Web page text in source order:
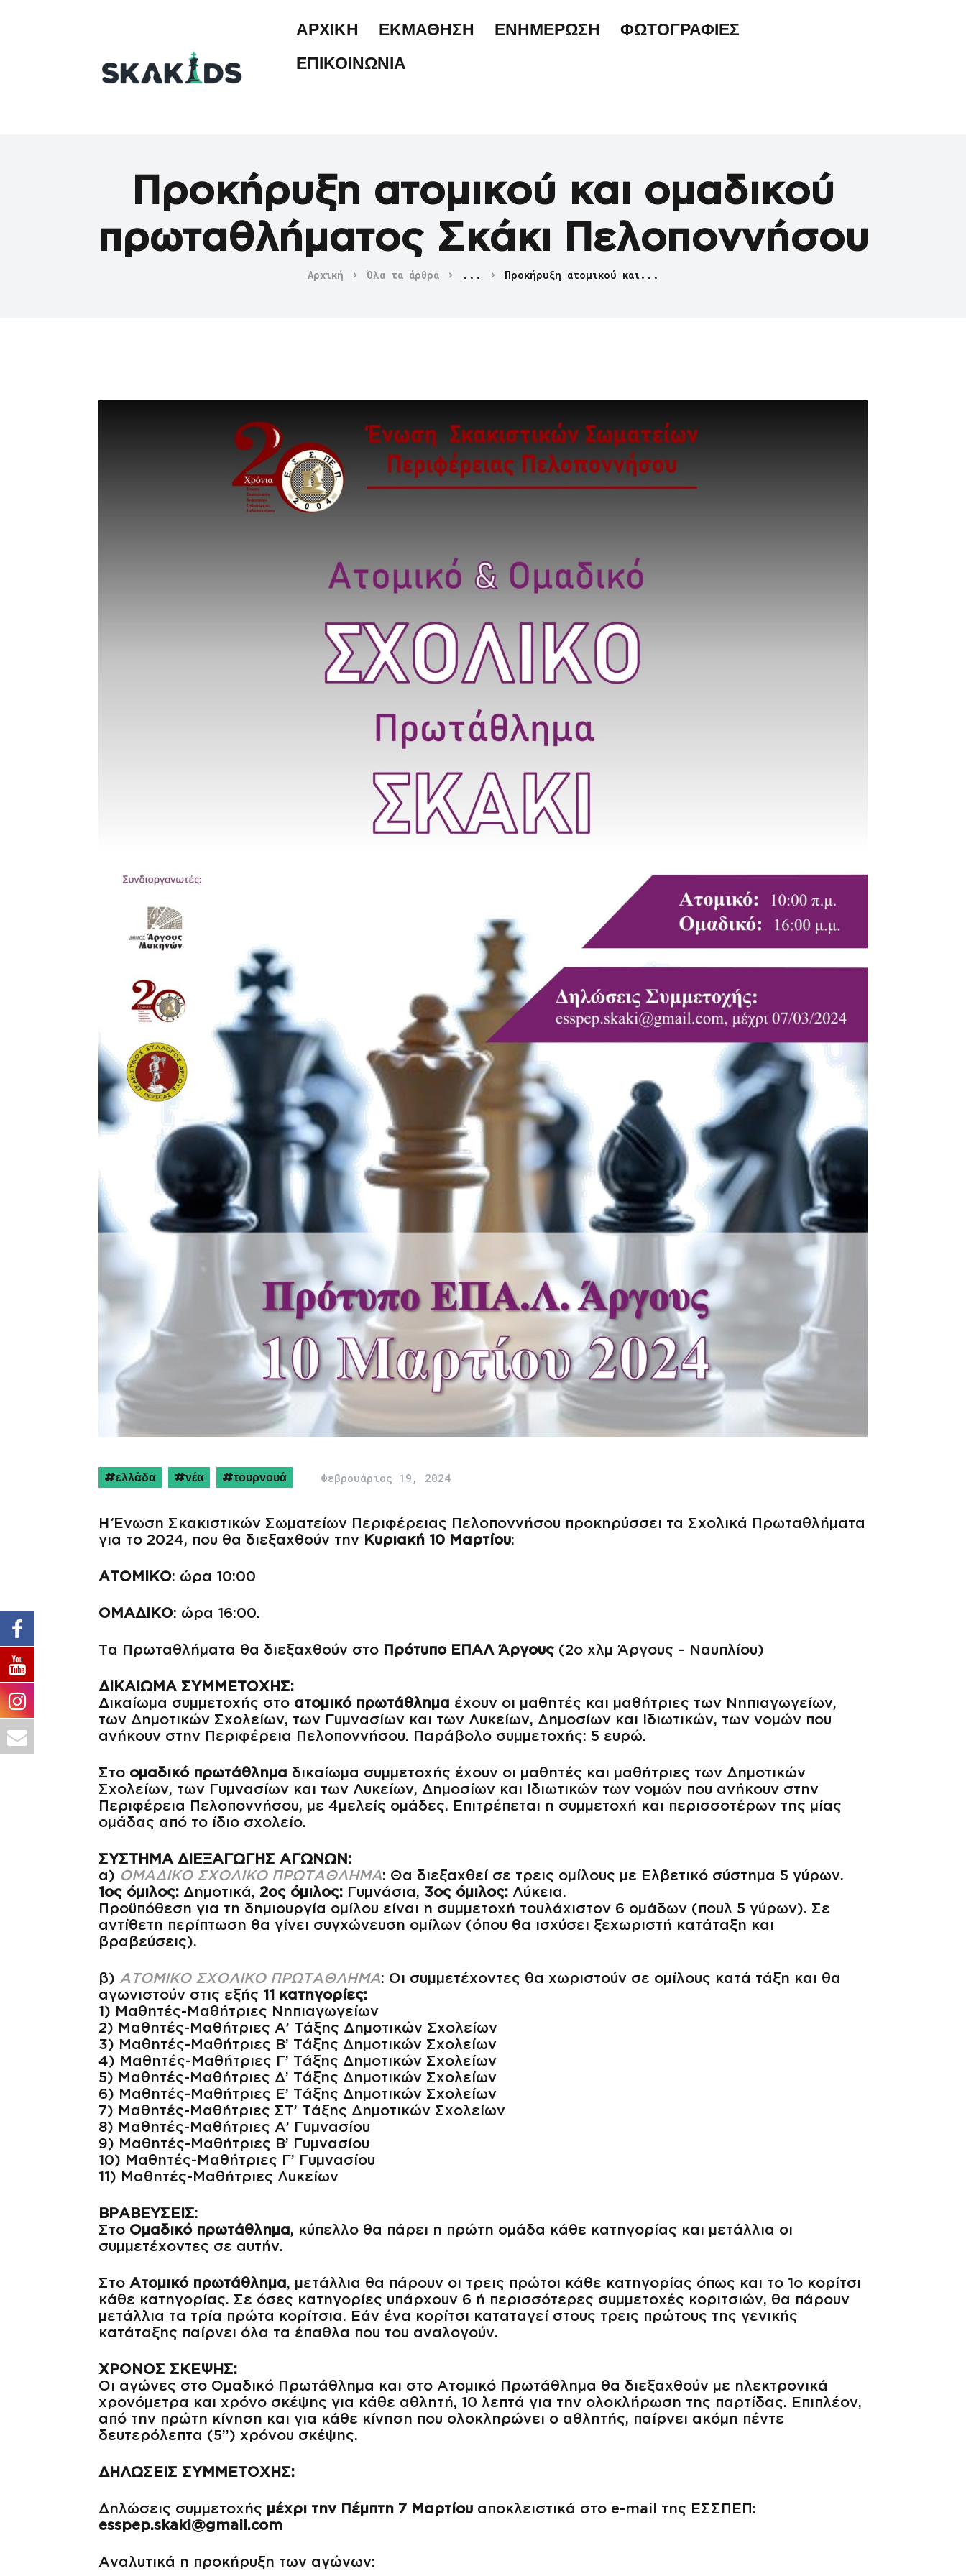
ΑΡΧΙΚΗ ΕΚΜΑΘΗΣΗ ΕΝΗΜΕΡΩΣΗ
ΦΩΤΟΓΡΑΦΙΕΣ
ΕΠΙΚΟΙΝΩΝΙΑ
Προκήρυξη ατομικού και ομαδικού
πρωταθλήματος Σκάκι Πελοποννήσου
Αρχική Όλα τα άρθρα ... Προκήρυξη ατομικού και...
ΑΡΧΙΚΗ
ΕΚΜΑΘΗΣΗ
ελλάδα νέα τουρνουά Φεβρουάριος 19, 2024
Η Ένωση Σκακιστικών Σωματείων Περιφέρειας Πελοποννήσου προκηρύσσει τα Σχολικά Πρωταθλήματα
για το 2024, που θα διεξαχθούν την
Κυριακή 10 Μαρτίου:
ΑΤΟΜΙΚΟ: ώρα 10:00
ΟΜΑΔΙΚΟ: ώρα 16:00.
Τα Πρωταθλήματα θα διεξαχθούν στο Πρότυπο ΕΠΑΛ Άργους (2ο χλμ Άργους – Ναυπλίου)
ΔΙΚΑΙΩΜΑ ΣΥΜΜΕΤΟΧΗΣ:
Δικαίωμα συμμετοχής στο ατομικό πρωτάθλημα έχουν οι μαθητές και μαθήτριες των Νηπιαγωγείων,
των Δημοτικών Σχολείων, των Γυμνασίων και των Λυκείων, Δημοσίων και Ιδιωτικών, των νομών που
ανήκουν στην Περιφέρεια Πελοποννήσου. Παράβολο συμμετοχής: 5 ευρώ.
Στο ομαδικό πρωτάθλημα δικαίωμα συμμετοχής έχουν οι μαθητές και μαθήτριες των Δημοτικών
Σχολείων, των Γυμνασίων και των Λυκείων, Δημοσίων και Ιδιωτικών των νομών που ανήκουν στην
Περιφέρεια Πελοποννήσου, με 4μελείς ομάδες. Επιτρέπεται η συμμετοχή και περισσοτέρων της μίας
ομάδας από το ίδιο σχολείο.
ΣΥΣΤΗΜΑ ΔΙΕΞΑΓΩΓΗΣ ΑΓΩΝΩΝ:
α) ΟΜΑΔΙΚΟ ΣΧΟΛΙΚΟ ΠΡΩΤΑΘΛΗΜΑ: Θα διεξαχθεί σε τρεις ομίλους με Ελβετικό σύστημα 5 γύρων.
1ος όμιλος: Δημοτικά, 2ος όμιλος: Γυμνάσια, 3ος όμιλος: Λύκεια.
Προϋπόθεση για τη δημιουργία ομίλου είναι η συμμετοχή τουλάχιστον 6 ομάδων (πουλ 5 γύρων). Σε
αντίθετη περίπτωση θα γίνει συγχώνευση ομίλων (όπου θα ισχύσει ξεχωριστή κατάταξη και
βραβεύσεις).
β) ΑΤΟΜΙΚΟ ΣΧΟΛΙΚΟ ΠΡΩΤΑΘΛΗΜΑ: Οι συμμετέχοντες θα χωριστούν σε ομίλους κατά τάξη και θα
αγωνιστούν στις εξής 11 κατηγορίες:
1) Μαθητές-Μαθήτριες Νηπιαγωγείων
2) Μαθητές-Μαθήτριες Α’ Τάξης Δημοτικών Σχολείων
3) Μαθητές-Μαθήτριες Β’ Τάξης Δημοτικών Σχολείων
4) Μαθητές-Μαθήτριες Γ’ Τάξης Δημοτικών Σχολείων
5) Μαθητές-Μαθήτριες Δ’ Τάξης Δημοτικών Σχολείων
6) Μαθητές-Μαθήτριες Ε’ Τάξης Δημοτικών Σχολείων
7) Μαθητές-Μαθήτριες ΣΤ’ Τάξης Δημοτικών Σχολείων
8) Μαθητές-Μαθήτριες Α’ Γυμνασίου
9) Μαθητές-Μαθήτριες Β’ Γυμνασίου
10) Μαθητές-Μαθήτριες Γ’ Γυμνασίου
11) Μαθητές-Μαθήτριες Λυκείων
ΒΡΑΒΕΥΣΕΙΣ:
Στο Ομαδικό πρωτάθλημα, κύπελλο θα πάρει η πρώτη ομάδα κάθε κατηγορίας και μετάλλια οι
συμμετέχοντες σε αυτήν.
Στο Ατομικό πρωτάθλημα, μετάλλια θα πάρουν οι τρεις πρώτοι κάθε κατηγορίας όπως και το 1ο κορίτσι
κάθε κατηγορίας. Σε όσες κατηγορίες υπάρχουν 6 ή περισσότερες συμμετοχές κοριτσιών, θα πάρουν
μετάλλια τα τρία πρώτα κορίτσια. Εάν ένα κορίτσι καταταγεί στους τρεις πρώτους της γενικής
κατάταξης παίρνει όλα τα έπαθλα που του αναλογούν.
ΧΡΟΝΟΣ ΣΚΕΨΗΣ:
Οι αγώνες στο Ομαδικό Πρωτάθλημα και στο Ατομικό Πρωτάθλημα θα διεξαχθούν με ηλεκτρονικά
χρονόμετρα και χρόνο σκέψης για κάθε αθλητή, 10 λεπτά για την ολοκλήρωση της παρτίδας. Επιπλέον,
από την πρώτη κίνηση και για κάθε κίνηση που ολοκληρώνει ο αθλητής, παίρνει ακόμη πέντε
δευτερόλεπτα (5’’) χρόνου σκέψης.
ΔΗΛΩΣΕΙΣ ΣΥΜΜΕΤΟΧΗΣ:
Δηλώσεις συμμετοχής μέχρι την Πέμπτη 7 Μαρτίου αποκλειστικά στο e-mail της ΕΣΣΠΕΠ:
esspep.skaki@gmail.com
Αναλυτικά η προκήρυξη των αγώνων: